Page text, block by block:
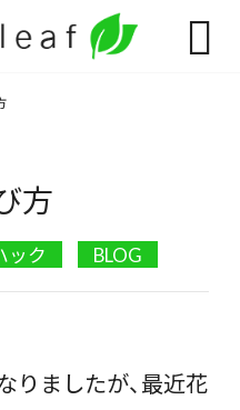

方
ック BLOG
りましたが、最近花